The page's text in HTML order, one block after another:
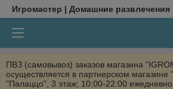
Игромастер | Домашние развлечения
ПВЗ (самовывоз) заказов магазина
осуществляется в партнерском
"Палаццо", 3 этаж; 10:00-22:00 ежедневно